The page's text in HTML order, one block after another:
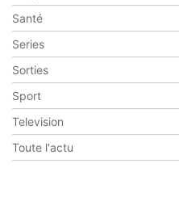
Santé
Series
Sorties
Sport
Television
Toute l'actu